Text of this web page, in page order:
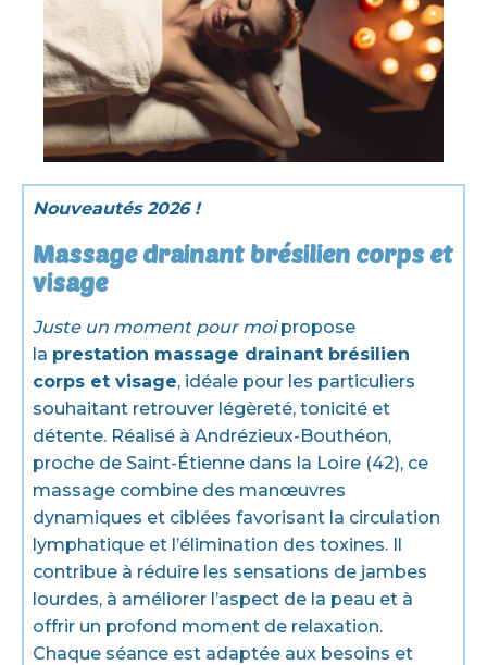
Nouveautés 2026 !
Massage drainant brésilien corps et
visage
Juste un moment pour moipropose
la prestation massage drainant brésilien
corps et visage, idéale pour les particuliers
souhaitant retrouver légèreté, tonicité et
détente. Réalisé à Andrézieux-Bouthéon,
proche de Saint-Étienne dans la Loire (42), ce
massage combine des manœuvres
dynamiques et ciblées favorisant la circulation
lymphatique et l’élimination des toxines. Il
contribue à réduire les sensations de jambes
lourdes, à améliorer l’aspect de la peau et à
offrir un profond moment de relaxation.
Chaque séance est adaptée aux besoins et